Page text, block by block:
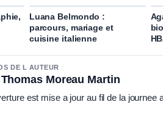
Luana Belmondo :
parcours, mariage et
cuisine italienne
DE L AUTEUR
Moreau Martin
est mise a jour au fil de la